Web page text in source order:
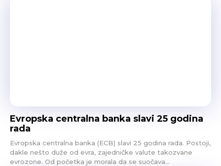
Evropska centralna banka slavi 25 godina
rada
Evropska centralna banka (ECB) slavi 25 godina rada. Postoji,
dakle nešto duže od evra, zajedničke valute takozvane
evrozone. Od početka je morala da se suočava...